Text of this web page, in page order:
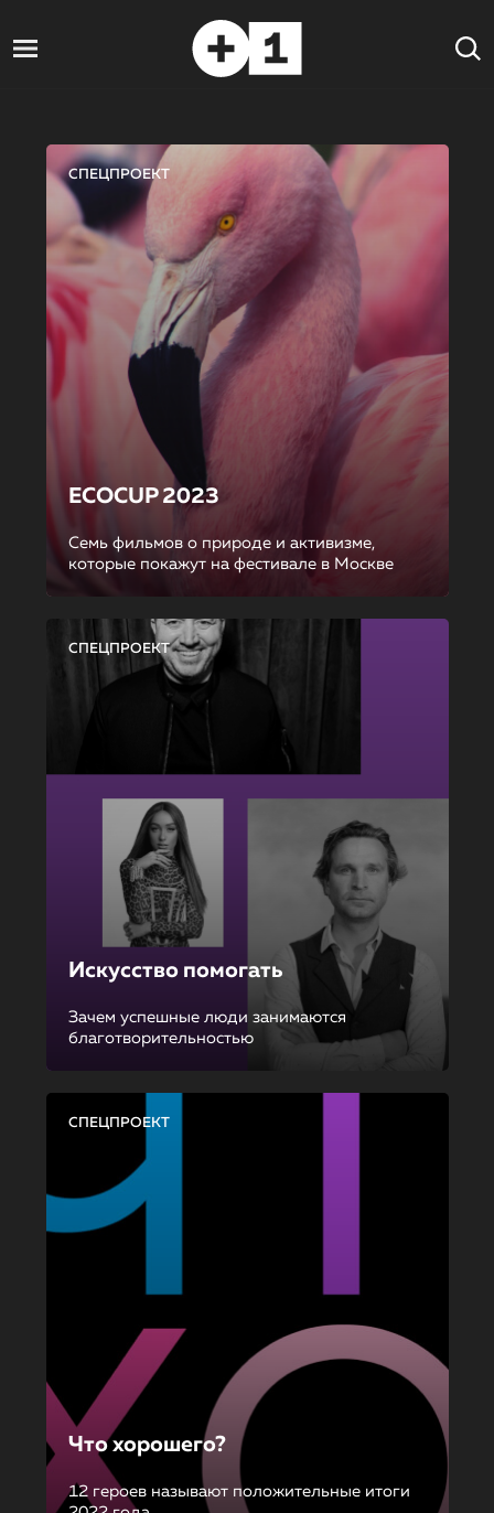
СПЕЦПРОЕКТ
ECOCUP 2023
Семь фильмов о природе и активизме,
которые покажут на фестивале в Москве
СПЕЦПРОЕКТ
Искусство помогать
Зачем успешные люди занимаются
благотворительностью
СПЕЦПРОЕКТ
Что хорошего?
12 героев называют положительные итоги